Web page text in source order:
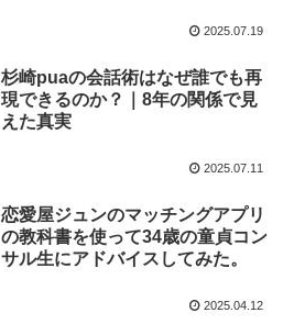
2025.07.19
杉崎puaの会話術はなぜ誰でも再
現できるのか？｜8年の関係で見
えた真実
2025.07.11
恋愛屋ジュンのマッチングアプリ
の教科書を使って34歳の童貞コン
サル生にアドバイスしてみた。
2025.04.12